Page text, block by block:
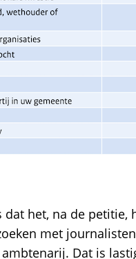
het, na de petitie,
met
Dat is